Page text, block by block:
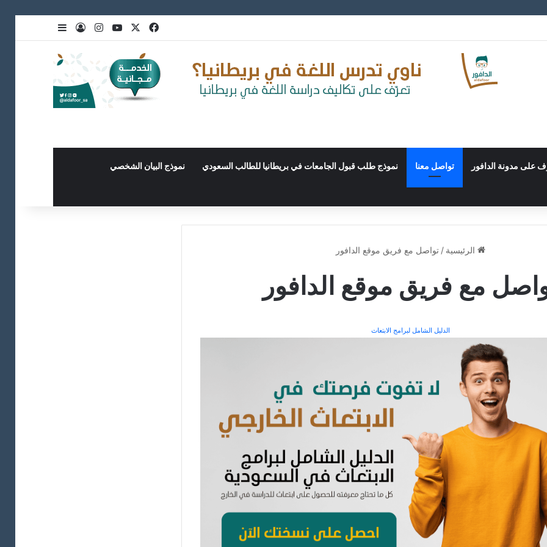
على مدونة الدافور تواصل معنا نموذج طلب قبول الجامعات في بريطانيا للطالب السعودي نموذج البيان الشخصي
الرئيسية / تواصل مع فريق موقع الدافور
مع فريق موقع الدافور
الدليل الشامل لبرامج الابتعاث